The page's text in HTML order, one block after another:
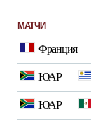
МАТЧИ
Франция—
ЮАР—
ЮАР—